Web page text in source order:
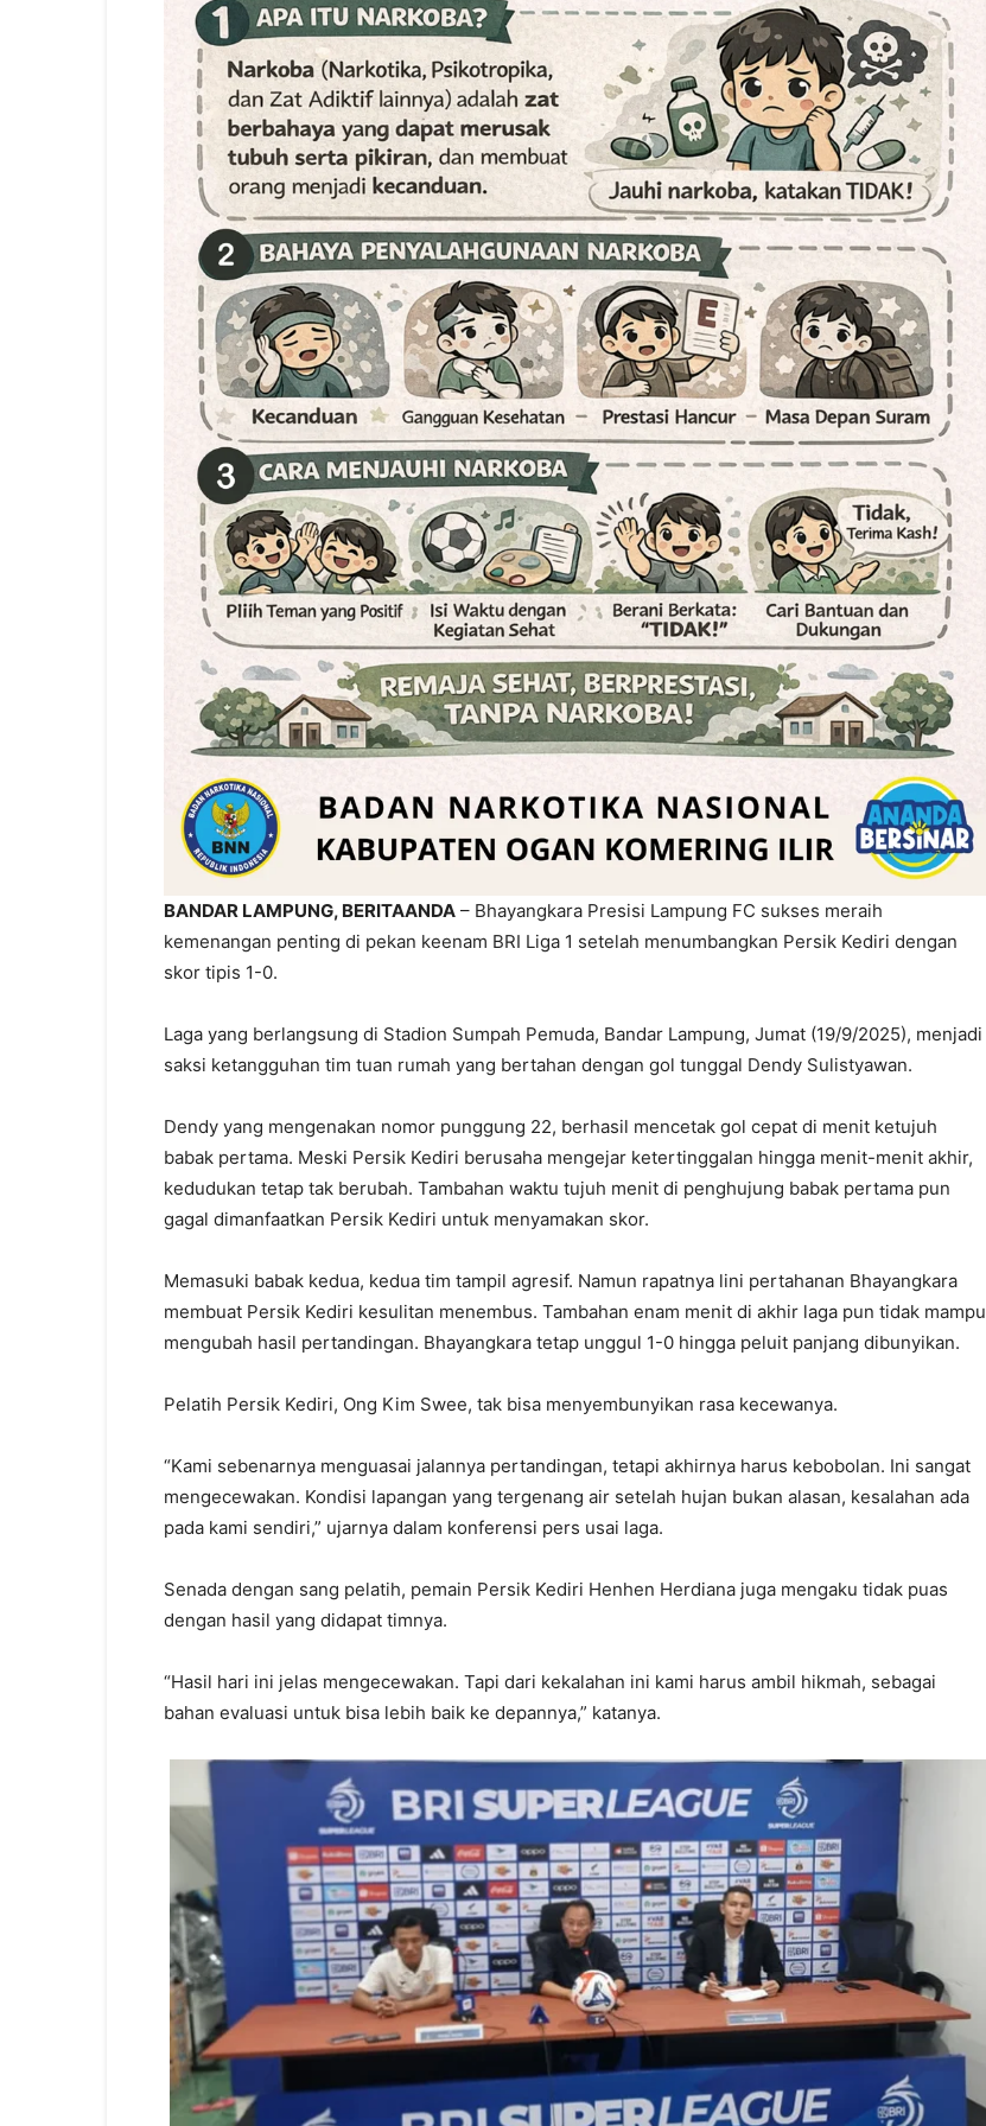
BANDAR LAMPUNG, BERITAANDA – Bhayangkara Presisi Lampung FC sukses meraih
kemenangan penting di pekan keenam BRI Liga 1 setelah menumbangkan Persik Kediri dengan
skor tipis 1-0.
Laga yang berlangsung di Stadion Sumpah Pemuda, Bandar Lampung, Jumat (19/9/2025), menjadi
saksi ketangguhan tim tuan rumah yang bertahan dengan gol tunggal Dendy Sulistyawan.
Dendy yang mengenakan nomor punggung 22, berhasil mencetak gol cepat di menit ketujuh
babak pertama. Meski Persik Kediri berusaha mengejar ketertinggalan hingga menit-menit akhir,
kedudukan tetap tak berubah. Tambahan waktu tujuh menit di penghujung babak pertama pun
gagal dimanfaatkan Persik Kediri untuk menyamakan skor.
Memasuki babak kedua, kedua tim tampil agresif. Namun rapatnya lini pertahanan Bhayangkara
membuat Persik Kediri kesulitan menembus. Tambahan enam menit di akhir laga pun tidak mampu
mengubah hasil pertandingan. Bhayangkara tetap unggul 1-0 hingga peluit panjang dibunyikan.
Pelatih Persik Kediri, Ong Kim Swee, tak bisa menyembunyikan rasa kecewanya.
“Kami sebenarnya menguasai jalannya pertandingan, tetapi akhirnya harus kebobolan. Ini sangat
mengecewakan. Kondisi lapangan yang tergenang air setelah hujan bukan alasan, kesalahan ada
pada kami sendiri,” ujarnya dalam konferensi pers usai laga.
Senada dengan sang pelatih, pemain Persik Kediri Henhen Herdiana juga mengaku tidak puas
dengan hasil yang didapat timnya.
“Hasil hari ini jelas mengecewakan. Tapi dari kekalahan ini kami harus ambil hikmah, sebagai
bahan evaluasi untuk bisa lebih baik ke depannya,” katanya.